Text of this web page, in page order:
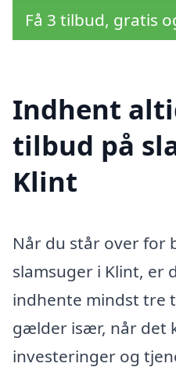
Få 3 tilbud, gratis
Indhent
tilbud på
Klint
Når du står over for
slamsuger i Klint, er
indhente mindst tre
gælder især, når det
investeringer og